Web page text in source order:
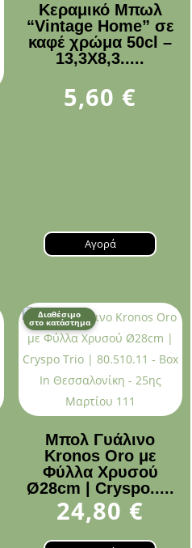
Κεραμικό Μπωλ
“Vintage Home” σε
καφέ χρώμα 50cl –
13,3X8,3.....
5,60 €
Αγορά
Διαθέσιμο
στο κατάστημα
Μπολ Γυάλινο
Kronos Oro με
Φύλλα Χρυσού
Ø28cm | Cryspo.....
24,80 €